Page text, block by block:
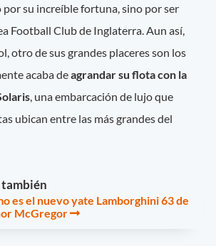
por su increíble fortuna, sino por ser
Football Club de Inglaterra. Aun así,
otro de sus grandes placeres son los
acaba deagrandar su flota con la
, una embarcación de lujo que
ubican entre las más grandes del
también
es el nuevo yate Lamborghini 63 de
McGregor